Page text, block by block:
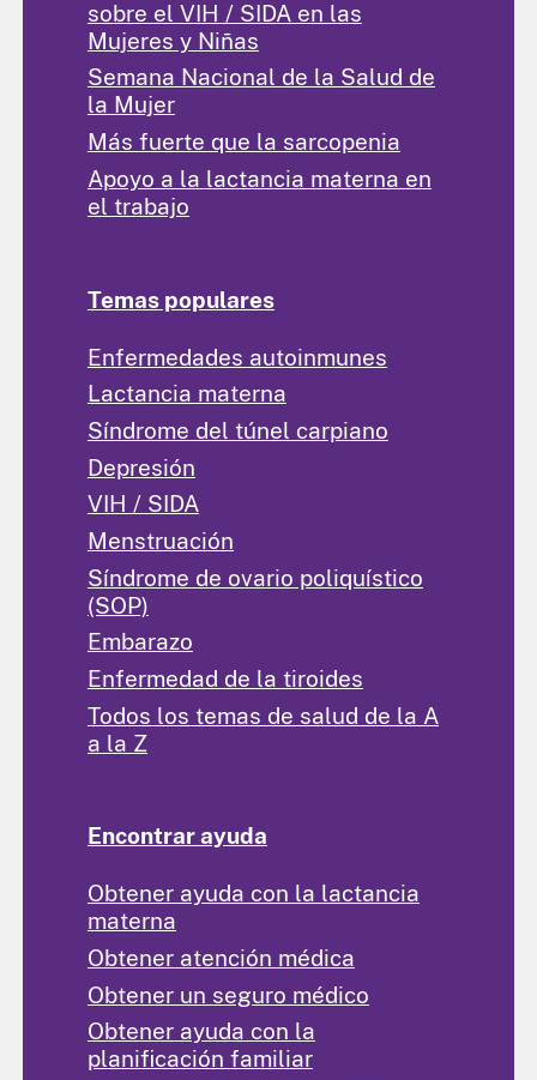
sobre el VIH / SIDA en las
Mujeres y Niñas
Semana Nacional de la Salud de
la Mujer
Más fuerte que la sarcopenia
Apoyo a la lactancia materna en
el trabajo
Temas populares
Enfermedades autoinmunes
Lactancia materna
Síndrome del túnel carpiano
Depresión
VIH / SIDA
Menstruación
Síndrome de ovario poliquístico
(SOP)
Embarazo
Enfermedad de la tiroides
Todos los temas de salud de la A
a la Z
Encontrar ayuda
Obtener ayuda con la lactancia
materna
Obtener atención médica
Obtener un seguro médico
Obtener ayuda con la
planificación familiar